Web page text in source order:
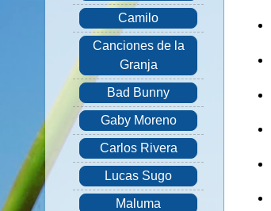
Camilo
Canciones de la
Granja
Bad Bunny
Gaby Moreno
Carlos Rivera
Lucas Sugo
Maluma